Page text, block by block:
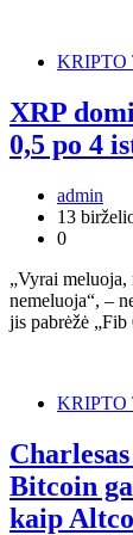
KRIPTO
XRP
0,5 po 4
admin
13
0
„Vyrai meluoja,
nemeluoja“, –
jis pabrėžė
KRIPTO
Bitcoin
kaip